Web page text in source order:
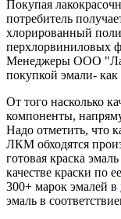
Покупая
потребитель
хлорированный
перхлорвиниловых
Менеджеры ООО
покупкой эмали-
От того насколько
компоненты,
Надо отметить, что
ЛКМ обходятся
готовая краска
качестве краски по
300+ марок эмалей в
эмаль в